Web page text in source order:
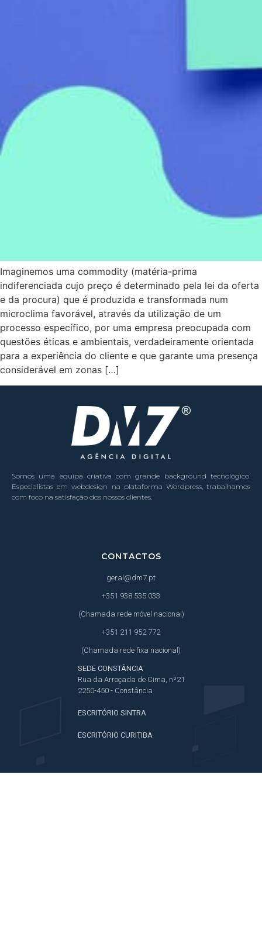
Imaginemos uma commodity (matéria-prima
indiferenciada cujo preço é determinado pela lei da oferta
e da procura) que é produzida e transformada num
microclima favorável, através da utilização de um
processo específico, por uma empresa preocupada com
questões éticas e ambientais, verdadeiramente orientada
para a experiência do cliente e que garante uma presença
considerável em zonas […]
Somos uma equipa criativa com grande background tecnológico.
Especialistas em webdesign na plataforma Wordpress, trabalhamos
com foco na satisfação dos nossos clientes.
CONTACTOS
geral@dm7.pt
+351 938 535 033
(Chamada rede móvel nacional)
+351 211 952 772
(Chamada rede fixa nacional)
SEDE CONSTÂNCIA
Rua da Arroçada de Cima, nº21
2250-450 - Constância
ESCRITÓRIO SINTRA
ESCRITÓRIO CURITIBA